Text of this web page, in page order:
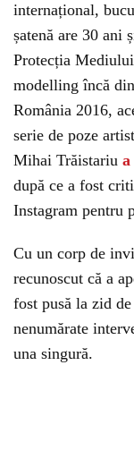
internațional,
șatenă are 30 ani
Protecția
modelling încă
România 2016,
serie de poze
Mihai Trăistariu a
după ce a fost
Instagram pentru
Cu un corp de
recunoscut că a
fost pusă la zid
nenumărate
una singură.